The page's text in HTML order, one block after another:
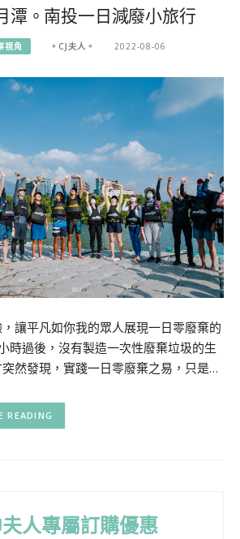
潭。南投一日減廢小旅行
視角 。CJ夫人。 2022-08-06
讓平凡如你我的眾人展現一日零廢棄的
時過後，沒有製造一次性廢棄垃圾的生
然發現，實踐一日零廢棄之易，只是…
READING
夫人專屬訂購優惠